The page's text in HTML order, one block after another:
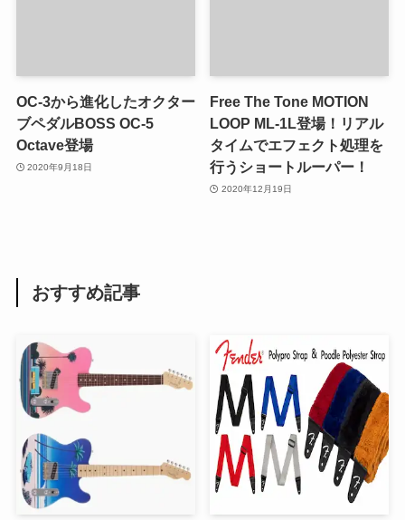
OC-3から進化したオクター
ブペダルBOSS OC-5
Octave登場
2020年9月18日
Free The Tone MOTION
LOOP ML-1L登場！リアル
タイムでエフェクト処理を
行うショートルーパー！
2020年12月19日
おすすめ記事